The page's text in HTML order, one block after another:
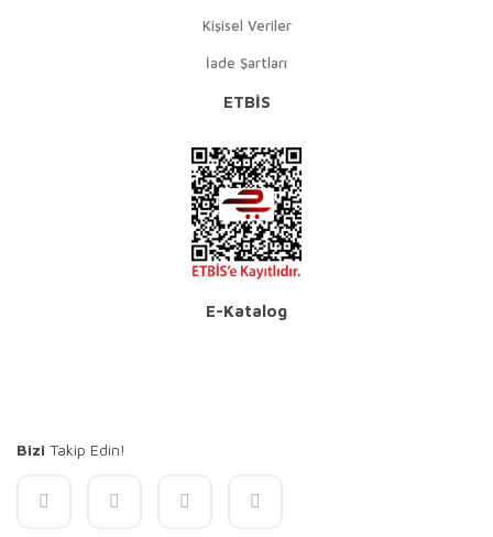
Kişisel Veriler
İade Şartları
ETBİS
E-Katalog
Bizi Takip Edin!